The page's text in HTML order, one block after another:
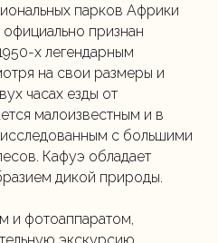
парков Африки
признан
х легендарным
на свои размеры и
часах езды от
малоизвестным и в
с большими
Кафуэ обладает
дикой природы.
и фотоаппаратом,
экскурсию,